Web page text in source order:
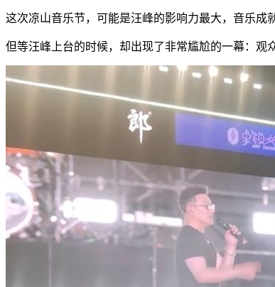
这次凉山音乐节，可能是汪峰的影响力最大，音乐成
但等汪峰上台的时候，却出现了非常尴尬的一幕：观